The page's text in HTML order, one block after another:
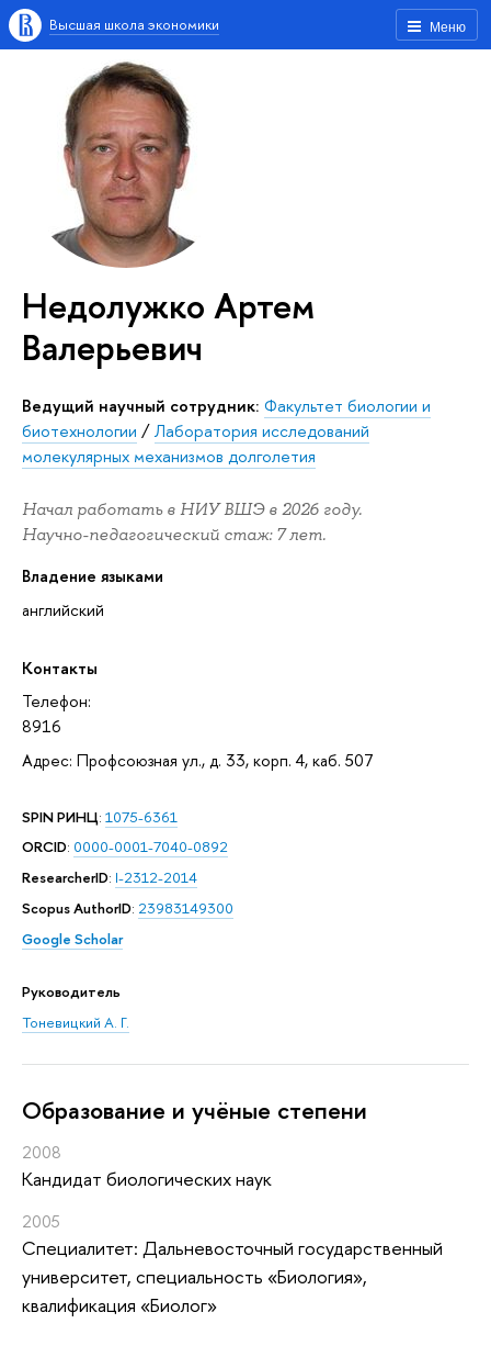
Меню
Высшая школа экономики
Недолужко Артем
Валерьевич
Ведущий научный сотрудник: Факультет биологии и
биотехнологии /Лаборатория исследований
молекулярных механизмов долголетия
Начал работать в НИУ ВШЭ в 2026 году.
Научно-педагогический стаж: 7 лет.
Владение языками
английский
Контакты
Телефон:
8916
Адрес: Профсоюзная ул., д. 33, корп. 4, каб. 507
SPIN РИНЦ: 1075-6361
ORCID: 0000-0001-7040-0892
ResearcherID: I-2312-2014
Scopus AuthorID: 23983149300
Google Scholar
Руководитель
Тоневицкий А. Г.
Oбразование и учёные степени
2008
Кандидат биологических наук
2005
Специалитет: Дальневосточный государственный
университет, специальность «Биология»,
квалификация «Биолог»